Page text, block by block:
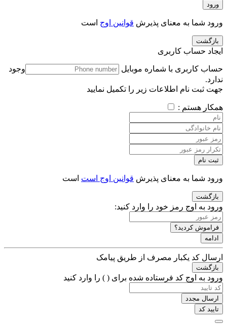
ورود
ورود شما به معنای پذیرش قوانین اوج است
بازگشت
ایجاد حساب کاربری
حساب کاربری با شماره موبایل
وجود
ندارد.
جهت ثبت نام اطلاعات زیر را تکمیل نمایید
همکار هستم :
ثبت نام
ورود شما به معنای پذیرش قوانین اوج است است
بازگشت
ورود به اوج رمز خود را وارد کنید:
فراموش کردید؟
ادامه
ارسال کد یکبار مصرف از طریق پیامک
بازگشت
ورود به اوج کد فرستاده شده برای ( ) را وارد کنید
ارسال مجدد
تایید کد